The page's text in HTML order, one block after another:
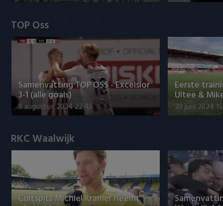
TOP Oss
Samenvatting TOP OSS - Excelsior
3-1 (alle goals)
9 augustus 2024 22:43
Eerste
Ultee &
29 juni 2024
RKC Waalwijk
Cultspits Michiel Kramer neemt